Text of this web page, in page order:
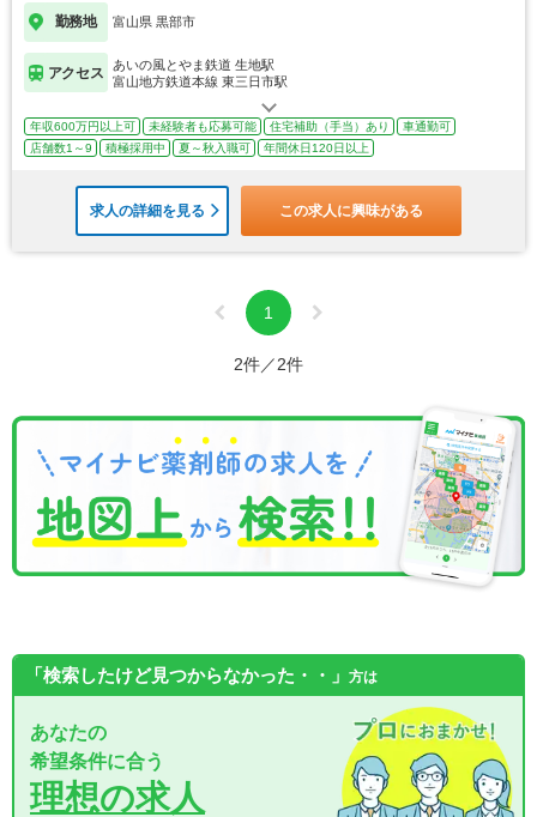
勤務地 富山県 黒部市
アクセス
あいの風とやま鉄道 生地駅
富山地方鉄道本線 東三日市駅
年収600万円以上可 未経験者も応募可能 住宅補助（手当）あり
車通勤可
店舗数1～9
積極採用中 夏～秋入職可 年間休日120日以上
求人の詳細を見る この求人に興味がある
1
2件／2件
「検索したけど見つからなかった・・」 方は
あなたの
希望条件に合う
理想の求人